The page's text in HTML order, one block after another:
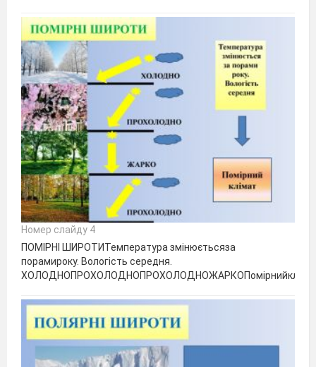
Номер слайду 4
ПОМІРНІ ШИРОТИТемпература змінюєтьсяза
порамироку. Вологість середня.